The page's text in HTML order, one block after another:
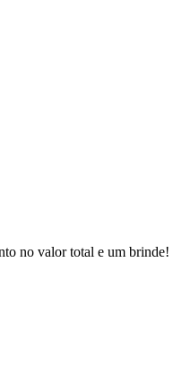
no valor total e um brinde!